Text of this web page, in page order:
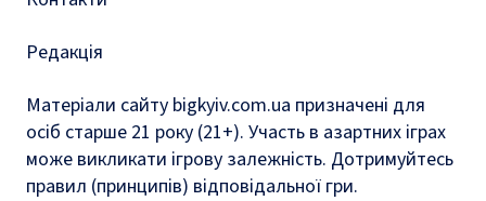
Редакція
Матеріали сайту bigkyiv.com.ua призначені для
осіб старше 21 року (21+). Участь в азартних іграх
може викликати ігрову залежність. Дотримуйтесь
правил (принципів) відповідальної гри.